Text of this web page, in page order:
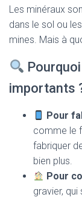
Les minéraux
dans le sol ou
mines. Mais à
importants
Pour
comme le
fabriquer
bien plus.
Pour
gravier,